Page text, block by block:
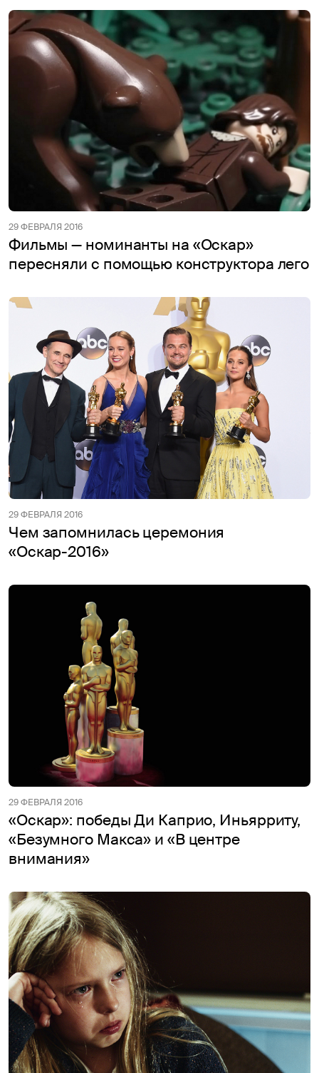
29 ФЕВРАЛЯ 2016
Фильмы — номинанты на «Оскар»
пересняли c помощью конструктора лего
29 ФЕВРАЛЯ 2016
Чем запомнилась церемония
«Оскар-2016»
29 ФЕВРАЛЯ 2016
«Оскар»: победы Ди Каприо, Иньярриту,
«Безумного Макса» и «В центре
внимания»